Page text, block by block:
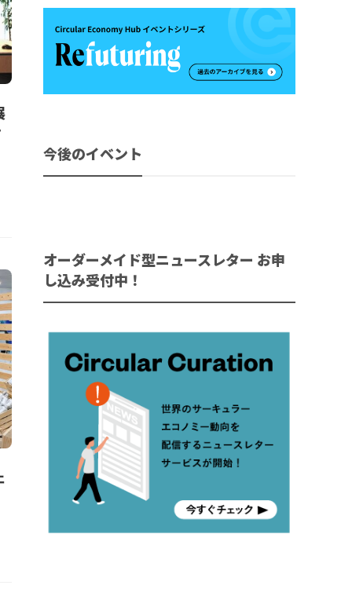
今後のイベント
オーダーメイド型ニュースレター お申
し込み受付中！